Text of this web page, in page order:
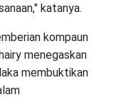
katanya.
kompaun
menegaskan
membuktikan